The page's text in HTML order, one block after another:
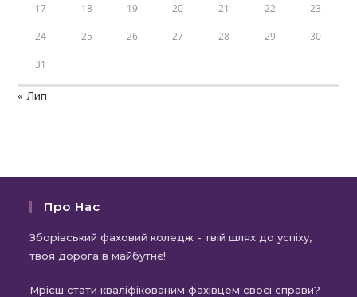
17 18 19 20 21 22 23
24 25 26 27 28 29 30
31
« Лип
Про Нас
Зборівський фаховий коледж - твій шлях до успіху,
твоя дорога в майбутнє!
Мрієш стати кваліфікованим фахівцем своєї справи?